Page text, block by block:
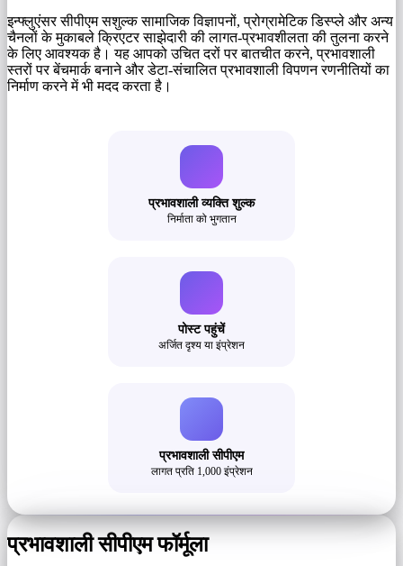
इन्फ्लुएंसर सीपीएम सशुल्क सामाजिक विज्ञापनों, प्रोग्रामेटिक डिस्प्ले और अन्य
चैनलों के मुकाबले क्रिएटर साझेदारी की लागत-प्रभावशीलता की तुलना करने
के लिए आवश्यक है। यह आपको उचित दरों पर बातचीत करने, प्रभावशाली
स्तरों पर बेंचमार्क बनाने और डेटा-संचालित प्रभावशाली विपणन रणनीतियों का
निर्माण करने में भी मदद करता है।
प्रभावशाली व्यक्ति शुल्क
निर्माता को भुगतान
पोस्ट पहुंचें
अर्जित दृश्य या इंप्रेशन
प्रभावशाली सीपीएम
लागत प्रति 1,000 इंप्रेशन
प्रभावशाली सीपीएम फॉर्मूला